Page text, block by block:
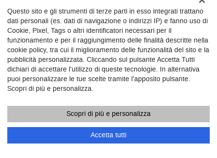
Questo sito e gli strumenti di terze parti in esso integrati trattano
dati personali (es. dati di navigazione o indirizzi IP) e fanno uso di
Cookie, Pixel, Tags o altri identificatori necessari per il
funzionamento e per il raggiungimento delle finalità descritte nella
cookie policy, tra cui il miglioramento delle funzionalità del sito e la
pubblicità personalizzata. Cliccando sul pulsante Accetta Tutti
dichiari di accettare l'utilizzo di queste tecnologie. In alternativa
puoi personalizzare le tue scelte tramite l'apposito pulsante.
Scopri di più e personalizza.
Scopri di più e personalizza
Accetta tutti